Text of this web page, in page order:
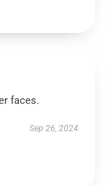
faces.
Sep 26, 2024